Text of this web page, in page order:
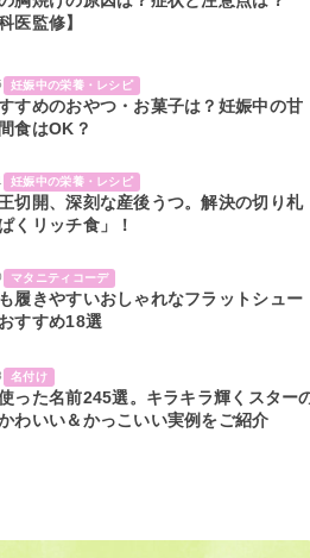
医監修】
妊娠中の栄養・レシピ
すめのおやつ・お菓子は？妊娠中の甘
食はOK？
妊娠中の栄養・レシピ
切開、深刻な産後うつ。解決の切り札
くリッチ食」！
マタニティコーデ
履きやすいおしゃれなフラットシュー
すすめ18選
名付け
使った名前245選。キラキラ輝くスター
わいい＆かっこいい実例をご紹介